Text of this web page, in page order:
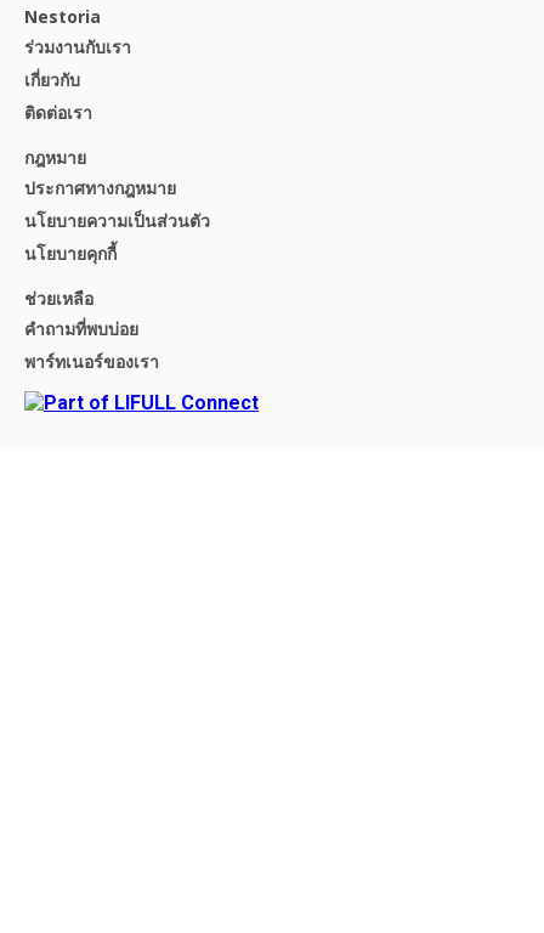
Nestoria
ร่วมงานกับเรา
เกี่ยวกับ
ติดต่อเรา
กฎหมาย
ประกาศทางกฎหมาย
นโยบายความเป็นส่วนตัว
นโยบายคุกกี้
ช่วยเหลือ
คำถามที่พบบ่อย
พาร์ทเนอร์ของเรา